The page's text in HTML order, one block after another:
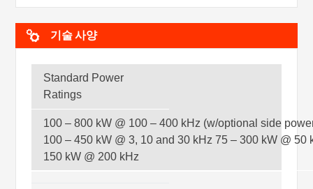
기술 사양
Standard Power
Ratings
100 – 800 kW @ 100 – 400 kHz (w/optional side
100 – 450 kW @ 3, 10 and 30 kHz 75 – 300 kW @ 50
150 kW @ 200 kHz